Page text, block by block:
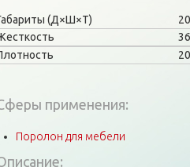
(Д×Ш×Т)
применения:
Поролон для мебели